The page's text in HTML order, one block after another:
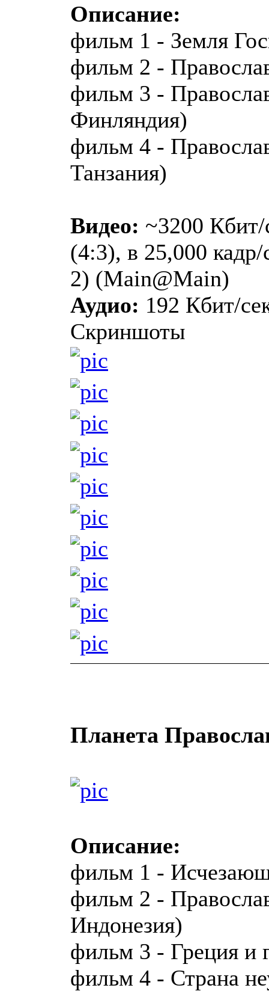
Описание:
фильм 1 - Земля
фильм 2 -
фильм 3 -
Финляндия)
фильм 4 -
Танзания)
Видео: ~3200
(4:3), в 25,000
2) (Main@Main)
Аудио: 192 Кбит/
Скриншоты
Планета
Описание:
фильм 1 -
фильм 2 -
Индонезия)
фильм 3 - Греция и
фильм 4 - Страна